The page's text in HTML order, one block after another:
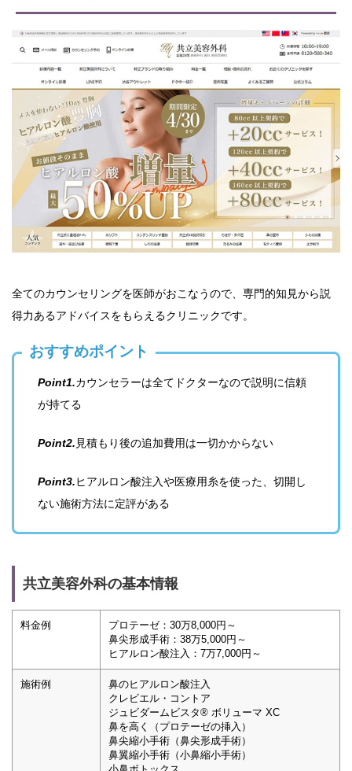
全てのカウンセリングを医師がおこなうので、専門的知見から説
得力あるアドバイスをもらえるクリニックです。
おすすめポイント
Point1.カウンセラーは全てドクターなので説明に信頼
が持てる
Point2. 見積もり後の追加費用は一切かからない
Point3.ヒアルロン酸注入や医療用糸を使った、切開し
ない施術方法に定評がある
共立美容外科の基本情報
料金例
プロテーゼ：30万8,000円～
鼻尖形成手術：38万5,000円～
ヒアルロン酸注入：7万7,000円～
施術例
鼻のヒアルロン酸注入
クレビエル・コントア
ジュビダームビスタ® ボリューマ XC
鼻を高く（プロテーゼの挿入）
鼻尖縮小手術（鼻尖形成手術）
鼻翼縮小手術（小鼻縮小手術）